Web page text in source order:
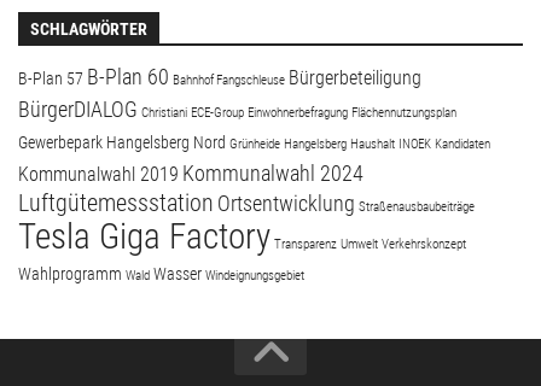
SCHLAGWÖRTER
B-Plan 57 B-Plan 60 Bahnhof Fangschleuse Bürgerbeteiligung
BürgerDIALOG Christiani ECE-Group Einwohnerbefragung Flächennutzungsplan
Gewerbepark Hangelsberg Nord Grünheide Hangelsberg Haushalt INOEK Kandidaten
Kommunalwahl 2019 Kommunalwahl 2024
Luftgütemessstation Ortsentwicklung Straßenausbaubeiträge
Tesla Giga Factory Transparenz Umwelt Verkehrskonzept
Wahlprogramm Wald Wasser Windeignungsgebiet